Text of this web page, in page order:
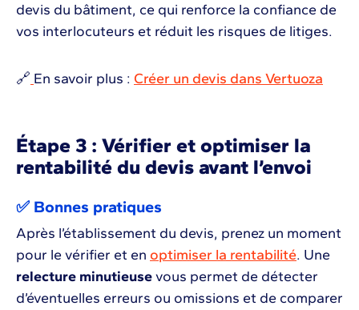
devis du bâtiment, ce qui renforce la confiance de
vos interlocuteurs et réduit les risques de litiges.
🔗 En savoir plus : Créer un devis dans Vertuoza
Étape 3 : Vérifier et optimiser la
rentabilité du devis avant l’envoi
✅ Bonnes pratiques
Après l’établissement du devis, prenez un moment
pour le vérifier et en optimiser la rentabilité. Une
relecture minutieusevous permet de détecter
d’éventuelles erreurs ou omissions et de comparer